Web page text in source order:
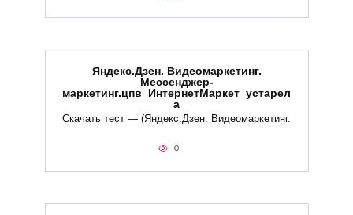
Яндекс.Дзен. Видеомаркетинг.
Мессенджер-
маркетинг.цпв_ИнтернетМаркет_устарел
а
Скачать тест — (Яндекс.Дзен. Видеомаркетинг.
0